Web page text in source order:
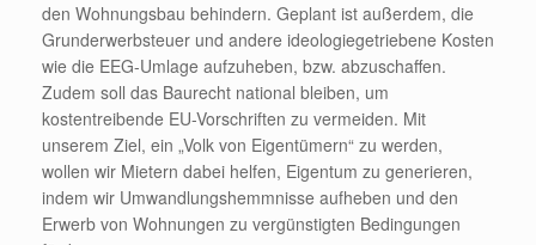
den Wohnungsbau behindern. Geplant ist außerdem, die
Grunderwerbsteuer und andere ideologiegetriebene Kosten
wie die EEG-Umlage aufzuheben, bzw. abzuschaffen.
Zudem soll das Baurecht national bleiben, um
kostentreibende EU-Vorschriften zu vermeiden. Mit
unserem Ziel, ein „Volk von Eigentümern“ zu werden,
wollen wir Mietern dabei helfen, Eigentum zu generieren,
indem wir Umwandlungshemmnisse aufheben und den
Erwerb von Wohnungen zu vergünstigten Bedingungen